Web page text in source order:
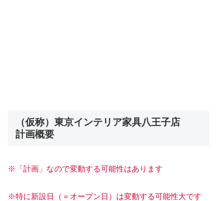
（仮称）東京インテリア家具八王子店
計画概要
※「計画」なので変動する可能性はあります
※特に新設日（＝オープン日）は変動する可能性大です